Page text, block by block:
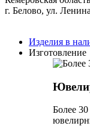
г. Белово, ул.
Изделия в
Изготовление
Более